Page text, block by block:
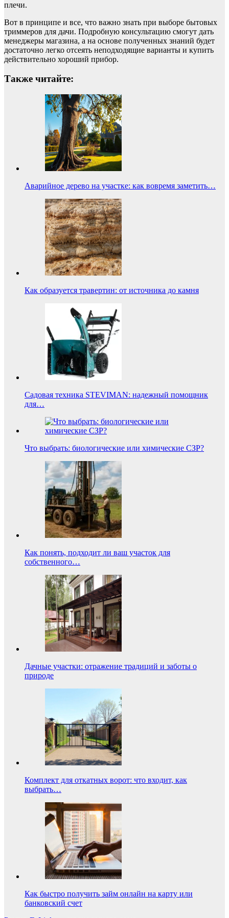
плечи.
Вот в принципе и все, что важно знать при выборе бытовых
триммеров для дачи. Подробную консультацию смогут дать
менеджеры магазина, а на основе полученных знаний будет
достаточно легко отсеять неподходящие варианты и купить
действительно хороший прибор.
Также читайте:
Аварийное дерево на участке: как вовремя заметить…
Как образуется травертин: от источника до камня
Садовая техника STEVIMAN: надежный помощник
для…
Что выбрать: биологические или химические СЗР?
Как понять, подходит ли ваш участок для
собственного…
Дачные участки: отражение традиций и заботы о
природе
Комплект для откатных ворот: что входит, как
выбрать…
Как быстро получить займ онлайн на карту или
банковский счет